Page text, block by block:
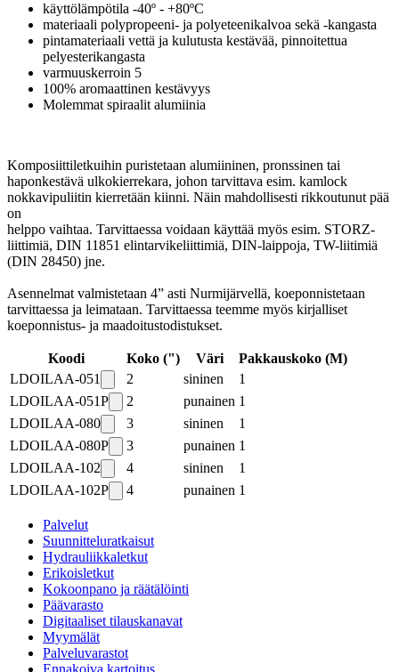
käyttölämpötila -40º - +80ºC
materiaali polypropeeni- ja polyeteenikalvoa sekä -kangasta
pintamateriaali vettä ja kulutusta kestävää, pinnoitettua
pelyesterikangasta
varmuuskerroin 5
100% aromaattinen kestävyys
Molemmat spiraalit alumiinia
Komposiittiletkuihin puristetaan alumiininen, pronssinen tai
haponkestävä ulkokierrekara, johon tarvittava esim. kamlock
nokkavipuliitin kierretään kiinni. Näin mahdollisesti rikkoutunut pää
on
helppo vaihtaa. Tarvittaessa voidaan käyttää myös esim. STORZ-
liittimiä, DIN 11851 elintarvikeliittimiä, DIN-laippoja, TW-liitimiä
(DIN 28450) jne.
Asennelmat valmistetaan 4” asti Nurmijärvellä, koeponnistetaan
tarvittaessa ja leimataan. Tarvittaessa teemme myös kirjalliset
koeponnistus- ja maadoitustodistukset.
Koodi Koko (") Väri Pakkauskoko (M)
LDOILAA-051
2 sininen
1
LDOILAA-051P
2 punainen 1
LDOILAA-080
3 sininen
1
LDOILAA-080P
3 punainen 1
LDOILAA-102
4 sininen
1
LDOILAA-102P
4 punainen 1
Palvelut
Suunnitteluratkaisut
Hydrauliikkaletkut
Erikoisletkut
Kokoonpano ja räätälöinti
Päävarasto
Digitaaliset tilauskanavat
Myymälät
Palveluvarastot